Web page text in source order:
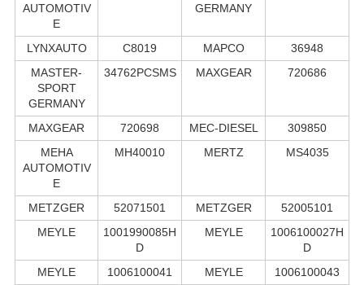
AUTOMOTIV
E
GERMANY
LYNXAUTO C8019 MAPCO
36948
MASTER-
SPORT
GERMANY
34762PCSMS MAXGEAR 720686
MAXGEAR 720698 MEC-DIESEL
309850
MEHA
AUTOMOTIV
E
MH40010 MERTZ MS4035
METZGER 52071501 METZGER
52005101
MEYLE
1001990085H
D
MEYLE
1006100027H
D
MEYLE
1006100041 MEYLE
1006100043